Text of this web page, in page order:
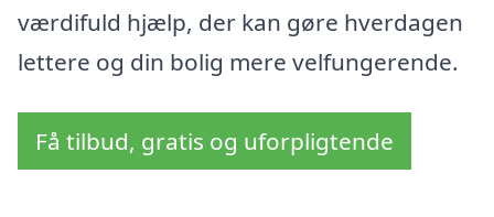
værdifuld hjælp, der kan gøre hverdagen
lettere og din bolig mere velfungerende.
Få tilbud, gratis og uforpligtende